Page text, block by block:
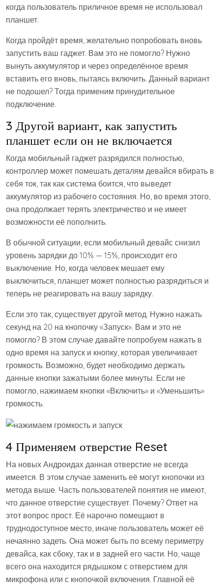
когда пользователь приличное время не использовал
планшет.
Когда пройдёт время, желательно попробовать вновь
запустить ваш гаджет. Вам это не помогло? Нужно
вынуть аккумулятор и через определённое время
вставить его вновь, пытаясь включить. Данный вариант
не подошел? Тогда применим принудительное
подключение.
3 Другой вариант, как запустить
планшет если он не включается
Когда мобильный гаджет разрядился полностью,
контроллер может помешать деталям девайся вбирать в
себя ток, так как система боится, что выведет
аккумулятор из рабочего состояния. Но, во время этого,
она продолжает терять электричество и не имеет
возможности её пополнить.
В обычной ситуации, если мобильный девайс снизил
уровень зарядки до 10% — 15%, происходит его
выключение. Но, когда человек мешает ему
выключиться, планшет может полностью разрядиться и
теперь не реагировать на вашу зарядку.
Если это так, существует другой метод. Нужно нажать
секунд на 20 на кнопочку «Запуск». Вам и это не
помогло? В этом случае давайте попробуем нажать в
одно время на запуск и кнопку, которая увеличивает
громкость. Возможно, будет необходимо держать
данные кнопки зажатыми более минуты. Если не
помогло, нажимаем кнопки «Включить» и «Уменьшить»
громкость.
4 Применяем отверстие Reset
На новых Андроидах данная отверстие не всегда
имеется. В этом случае заменить её могут кнопочки из
метода выше. Часть пользователей понятия не имеют,
что данное отверстие существует. Почему? Ответ на
этот вопрос прост. Её нарочно помещают в
труднодоступное место, иначе пользователь может её
нечаянно задеть. Она может быть по всему периметру
девайса, как сбоку, так и в задней его части. Но, чаще
всего она находится рядышком с отверстием для
микрофона или с кнопочкой включения. Главной её